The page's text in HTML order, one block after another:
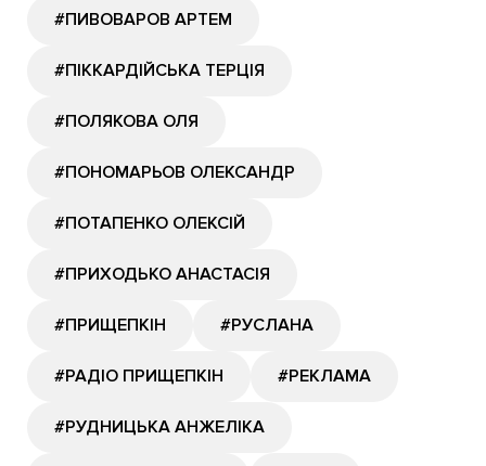
#ПИВОВАРОВ АРТЕМ
#ПІККАРДІЙСЬКА ТЕРЦІЯ
#ПОЛЯКОВА ОЛЯ
#ПОНОМАРЬОВ ОЛЕКСАНДР
#ПОТАПЕНКО ОЛЕКСІЙ
#ПРИХОДЬКО АНАСТАСІЯ
#ПРИЩЕПКІН #РУСЛАНА
#РАДІО ПРИЩЕПКІН #РЕКЛАМА
#РУДНИЦЬКА АНЖЕЛІКА